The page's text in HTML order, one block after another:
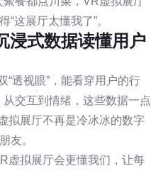
“这展厅太懂我了”。
浸式数据读懂用户
“透视眼”，能看穿用户的行
交互到情绪，这些数据一点
拟展厅不再是冷冰冰的数字
友。
虚拟展厅会更懂我们，让每